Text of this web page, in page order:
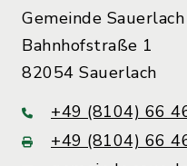
Gemeinde Sauerlach
Bahnhofstraße 1
82054 Sauerlach
+49 (8104) 66
+49 (8104) 66